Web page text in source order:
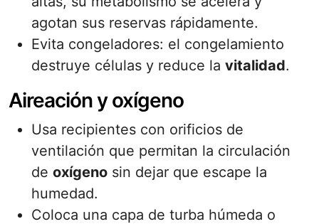
agotan sus reservas rápidamente.
Evita congeladores: el congelamiento
destruye células y reduce la vitalidad.
Aireación y oxígeno
Usa recipientes con orificios de
ventilación que permitan la circulación
de oxígeno sin dejar que escape la
humedad.
Coloca una capa de turba húmeda o